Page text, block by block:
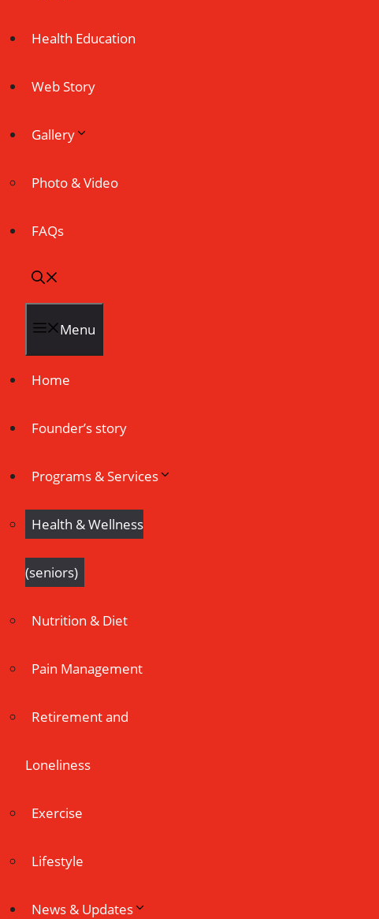
Health Education
Web Story
Gallery
Photo & Video
FAQs
Menu
Home
Founder’s story
Programs & Services
Health & Wellness
(seniors)
Nutrition & Diet
Pain Management
Retirement and
Loneliness
Exercise
Lifestyle
News & Updates